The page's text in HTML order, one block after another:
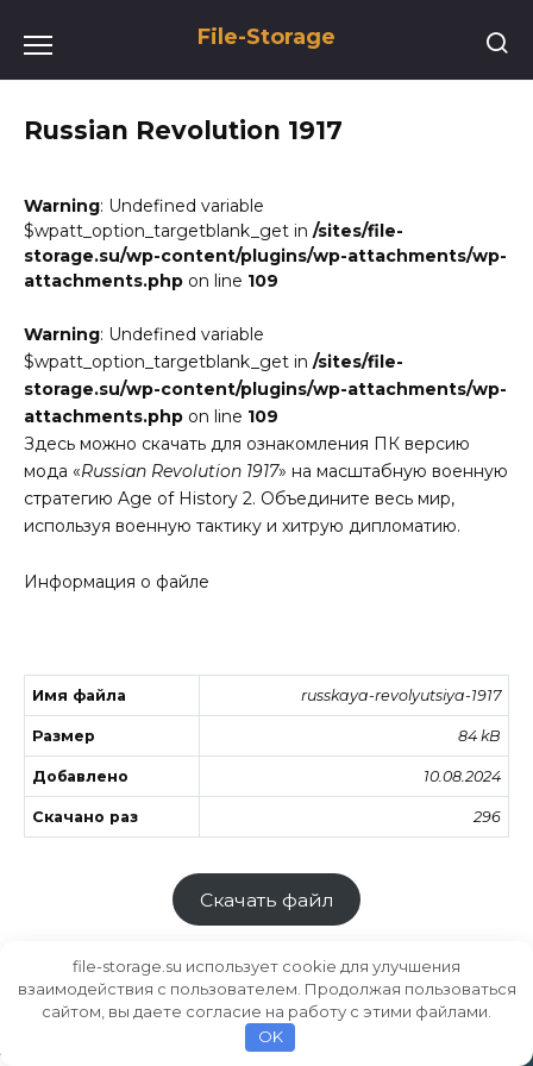
содержанию
File-Storage
Russian Revolution 1917
Warning: Undefined variable
$wpatt_option_targetblank_get in /sites/file-
storage.su/wp-content/plugins/wp-attachments/wp-
attachments.php on line 109
Warning: Undefined variable
$wpatt_option_targetblank_get in /sites/file-
storage.su/wp-content/plugins/wp-attachments/wp-
attachments.php on line 109
Здесь можно скачать для ознакомления ПК версию
мода «Russian Revolution 1917» на масштабную военную
стратегию Age of History 2. Объедините весь мир,
используя военную тактику и хитрую дипломатию.
Информация о файле
Имя файла russkaya-revolyutsiya-1917
Размер 84 kB
Добавлено 10.08.2024
Скачано раз 296
Скачать файл
Хранилище файловMODS.SU
file-storage.su использует cookie для улучшения
взаимодействия с пользователем. Продолжая пользоваться
сайтом, вы даете согласие на работу с этими файлами.
OK